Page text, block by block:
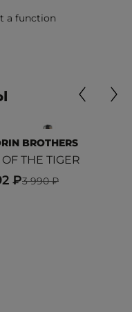
a function
BROTHERS
OF THE TIGER
3 990 ₽
₽